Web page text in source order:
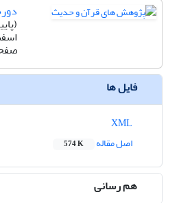
دوره 58،
فایل ها
اصل مقاله
574 K
هم رسانی